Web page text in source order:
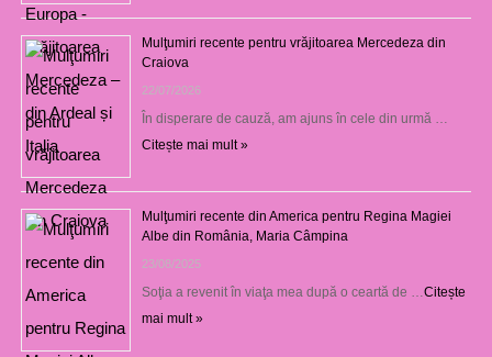
Mulţumiri recente pentru vrăjitoarea Mercedeza din
Craiova
22/07/2026
În disperare de cauză, am ajuns în cele din urmă …
Citește mai mult »
Mulţumiri recente din America pentru Regina Magiei
Albe din România, Maria Câmpina
23/08/2025
Soţia a revenit în viaţa mea după o ceartă de … Citește
mai mult »